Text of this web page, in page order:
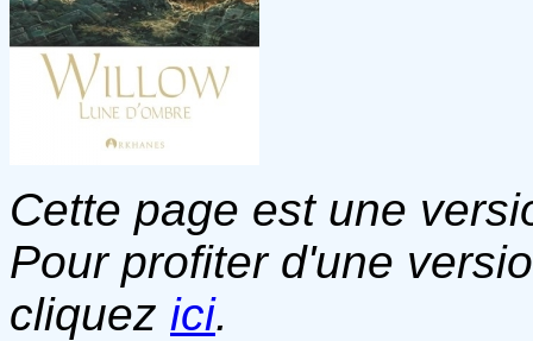
Cette page est une
Pour profiter d'une
cliquez ici.